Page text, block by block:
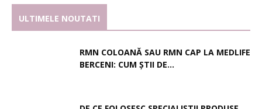
ULTIMELE NOUTATI
RMN COLOANĂ SAU RMN CAP LA MEDLIFE
BERCENI: CUM ȘTII DE...